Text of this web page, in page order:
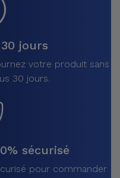
jours
votre produit sans
30 jours.
sécurisé
pour commander